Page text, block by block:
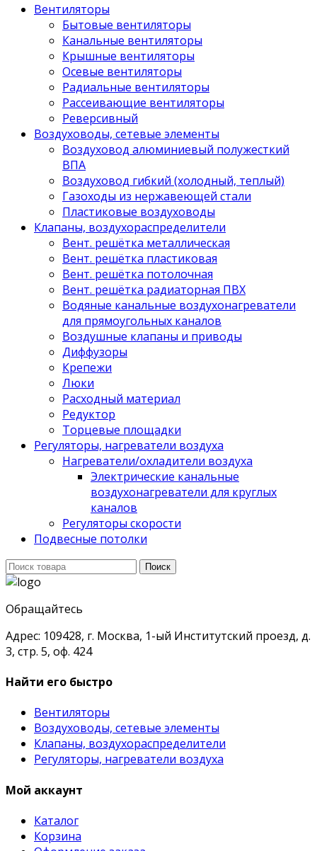
Вентиляторы
Бытовые вентиляторы
Канальные вентиляторы
Крышные вентиляторы
Осевые вентиляторы
Радиальные вентиляторы
Рассеивающие вентиляторы
Реверсивный
Воздуховоды, сетевые элементы
Воздуховод алюминиевый полужесткий
ВПА
Воздуховод гибкий (холодный, теплый)
Газоходы из нержавеющей стали
Пластиковые воздуховоды
Клапаны, воздухораспределители
Вент. решётка металлическая
Вент. решётка пластиковая
Вент. решётка потолочная
Вент. решётка радиаторная ПВХ
Водяные канальные воздухонагреватели
для прямоугольных каналов
Воздушные клапаны и приводы
Диффузоры
Крепежи
Люки
Расходный материал
Редуктор
Торцевые площадки
Регуляторы, нагреватели воздуха
Нагреватели/охладители воздуха
Электрические канальные
воздухонагреватели для круглых
каналов
Регуляторы скорости
Подвесные потолки
Поиск
для:
Поиск
Обращайтесь
Адрес: 109428, г. Москва, 1-ый Институтский проезд, д.
3, стр. 5, оф. 424
Найти его быстро
Вентиляторы
Воздуховоды, сетевые элементы
Клапаны, воздухораспределители
Регуляторы, нагреватели воздуха
Мой аккаунт
Каталог
Корзина